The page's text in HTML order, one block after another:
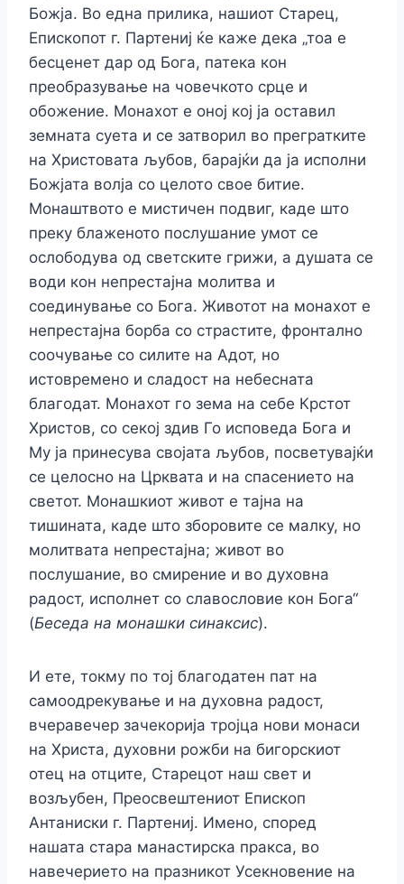
Божја. Во една прилика, нашиот Старец,
Епископот г. Партениј ќе каже дека „тоа е
бесценет дар од Бога, патека кон
преобразување на човечкото срце и
обожение. Монахот е оној кој ја оставил
земната суета и се затворил во прегратките
на Христовата љубов, барајќи да ја исполни
Божјата волја со целото свое битие.
Монаштвото е мистичен подвиг, каде што
преку блаженото послушание умот се
ослободува од светските грижи, а душата се
води кон непрестајна молитва и
соединување со Бога. Животот на монахот е
непрестајна борба со страстите, фронтално
соочување со силите на Адот, но
истовремено и сладост на небесната
благодат. Монахот го зема на себе Крстот
Христов, со секој здив Го исповеда Бога и
Му ја принесува својата љубов, посветувајќи
се целосно на Црквата и на спасението на
светот. Монашкиот живот е тајна на
тишината, каде што зборовите се малку, но
молитвата непрестајна; живот во
послушание, во смирение и во духовна
радост, исполнет со славословие кон Бога“
(Беседа на монашки синаксис).
И ете, токму по тој благодатен пат на
самоодрекување и на духовна радост,
вчеравечер зачекорија тројца нови монаси
на Христа, духовни рожби на бигорскиот
отец на отците, Старецот наш свет и
возљубен, Преосвештениот Епископ
Антаниски г. Партениј. Имено, според
нашата стара манастирска пракса, во
навечерието на празникот Усекновение на